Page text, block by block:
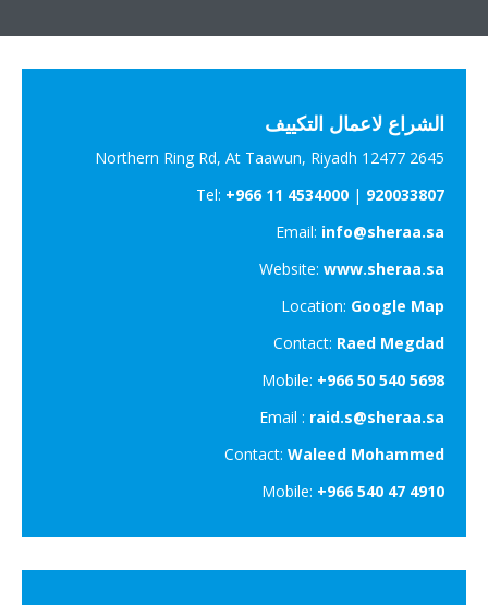
الشراع لاعمال التكييف
Tel: +966 11 4534000|920033807
Email:info@sheraa.sa
Website:www.sheraa.sa
Location:Google Map
Contact: Raed Megdad
Mobile:+966 50 540 5698
Email :raid.s@sheraa.sa
Contact:Waleed Mohammed
Mobile:+966 540 47 4910